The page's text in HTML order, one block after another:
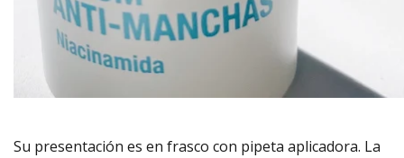
Su presentación es en frasco con pipeta aplicadora. La